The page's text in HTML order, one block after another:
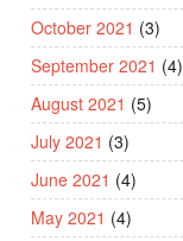
October 2021 (3)
September 2021 (4)
August 2021 (5)
July 2021 (3)
June 2021 (4)
May 2021 (4)